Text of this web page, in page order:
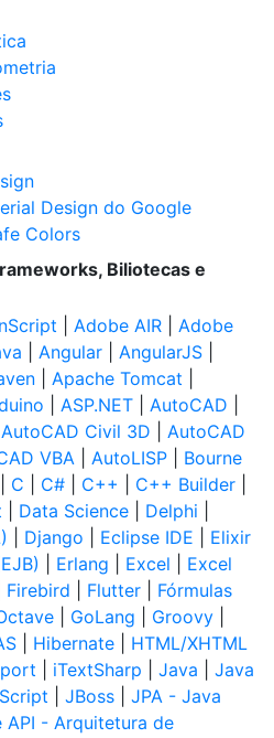
Design do Google
Colors
Biliotecas e
Adobe AIR
Adobe
Angular AngularJS
Apache Tomcat
ASP.NET AutoCAD
AutoCAD Civil 3D
AutoCAD
VBA AutoLISP
Bourne
C C# C++ C++ Builder
Data Science Delphi
Django Eclipse IDE
Elixir
Erlang Excel
Excel
Firebird Flutter
Fórmulas
GoLang Groovy
Hibernate
HTML/XHTML
iTextSharp Java
Java
JBoss
JPA - Java
API - Arquitetura de